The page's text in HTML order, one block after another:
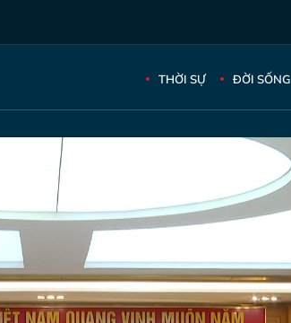
THỜI SỰ ĐỜI SỐNG